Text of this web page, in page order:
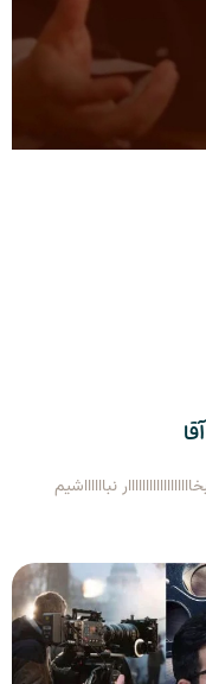
نبااااااشیم